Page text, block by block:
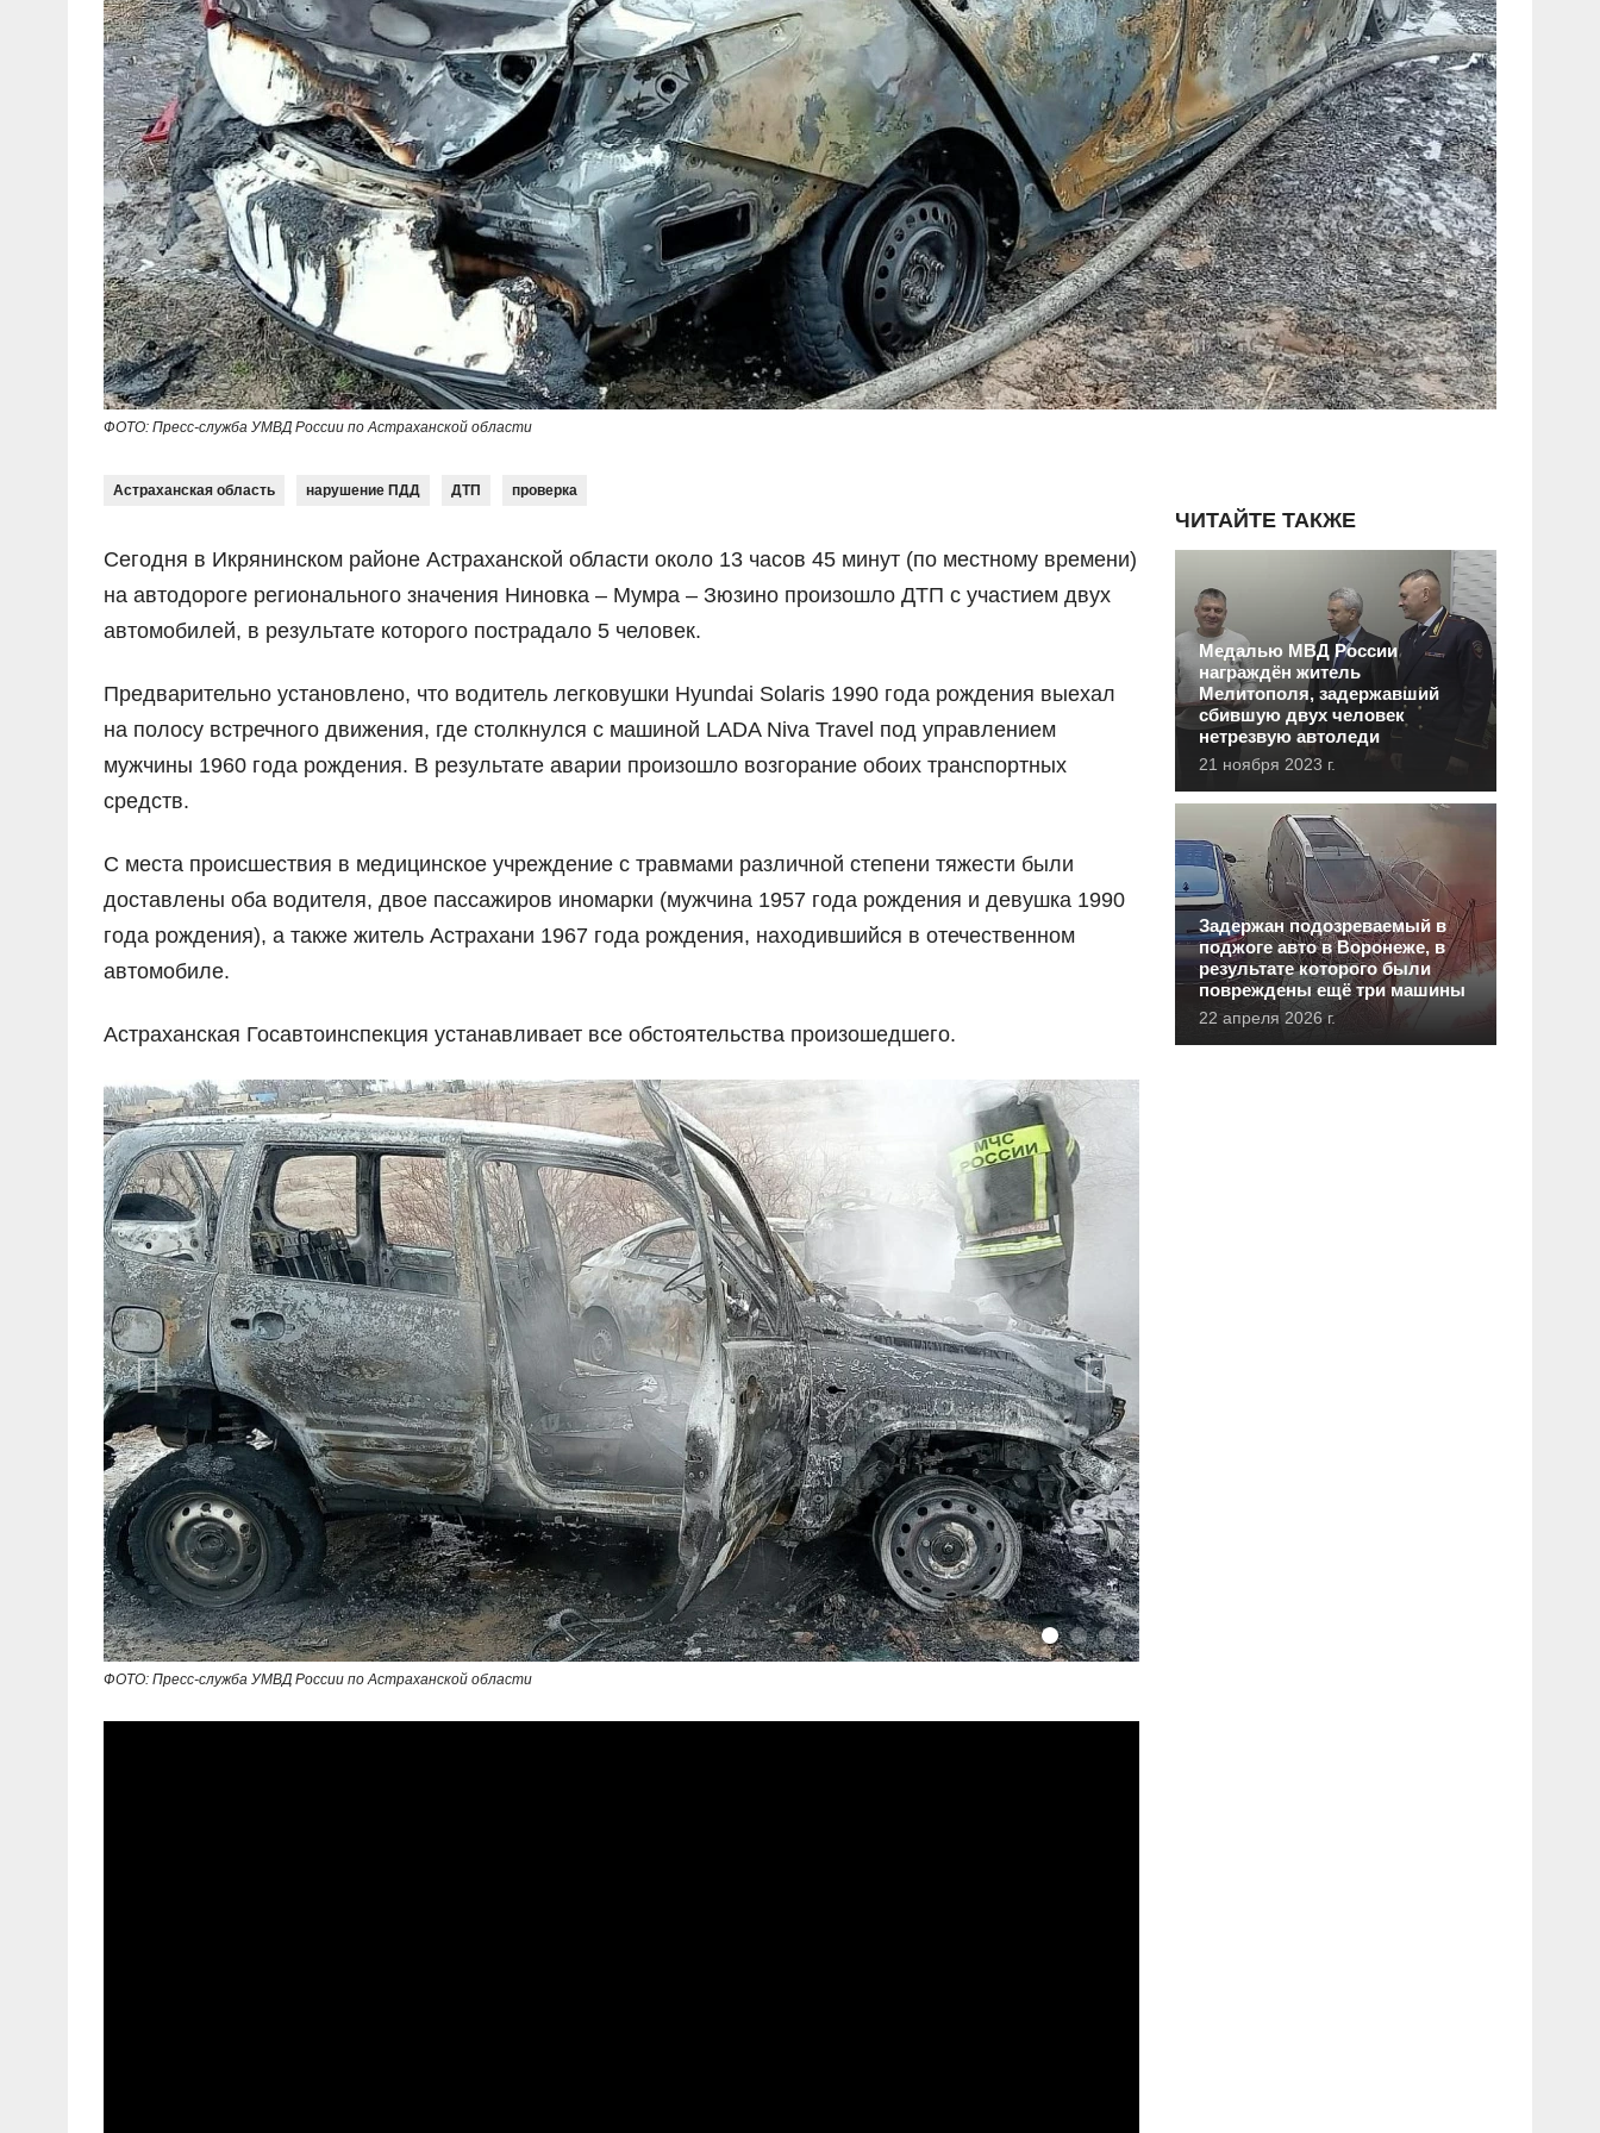
ФОТО: Пресс-служба УМВД России по Астраханской области
Астраханская область нарушение ПДД ДТП проверка
Сегодня в Икрянинском районе Астраханской области около 13 часов 45 минут (по местному времени)
на автодороге регионального значения Ниновка – Мумра – Зюзино произошло ДТП с участием двух
автомобилей, в результате которого пострадало 5 человек.
Предварительно установлено, что водитель легковушки Hyundai Solaris 1990 года рождения выехал
на полосу встречного движения, где столкнулся с машиной LADA Niva Travel под управлением
мужчины 1960 года рождения. В результате аварии произошло возгорание обоих транспортных
средств.
С места происшествия в медицинское учреждение с травмами различной степени тяжести были
доставлены оба водителя, двое пассажиров иномарки (мужчина 1957 года рождения и девушка 1990
года рождения), а также житель Астрахани 1967 года рождения, находившийся в отечественном
автомобиле.
Астраханская Госавтоинспекция устанавливает все обстоятельства произошедшего.
ФОТО: Пресс-служба УМВД России по Астраханской области
ЧИТАЙТЕ ТАКЖЕ
Медалью МВД России
награждён житель
Мелитополя, задержавший
сбившую двух человек
нетрезвую автоледи
21 ноября 2023 г.
Задержан подозреваемый в
поджоге авто в Воронеже, в
результате которого были
повреждены ещё три машины
22 апреля 2026 г.